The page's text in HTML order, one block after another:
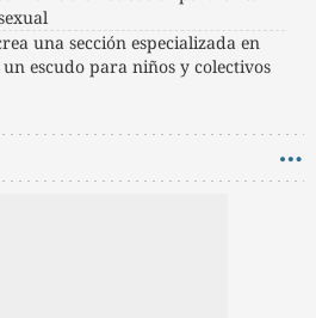
una sección especializada en
escudo para niños y colectivos